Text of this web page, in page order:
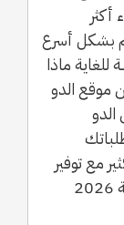
أكثر
بشكل أسرع
للغاية ماذا
موقع الدو
مع توفير
المال بواسطة كوبون خصم الدو السعودية 2026